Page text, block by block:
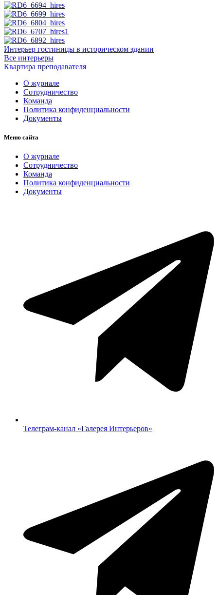
Интерьер гостиницы в историческом здании
Все интерьеры
Квартира преподавателя
О журнале
Сотрудничество
Команда
Политика конфиденциальности
Документы
Меню сайта
О журнале
Сотрудничество
Команда
Политика конфиденциальности
Документы
Телеграм-канал «‎Галерея Интерьеров»‎